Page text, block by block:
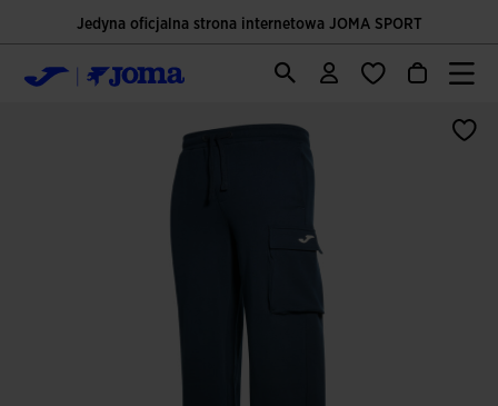
Jedyna oficjalna strona internetowa JOMA SPORT